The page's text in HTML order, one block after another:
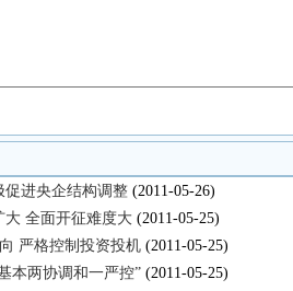
促进央企结构调整 (2011-05-26)
大 全面开征难度大 (2011-05-25)
严格控制投资投机 (2011-05-25)
本两协调和一严控” (2011-05-25)